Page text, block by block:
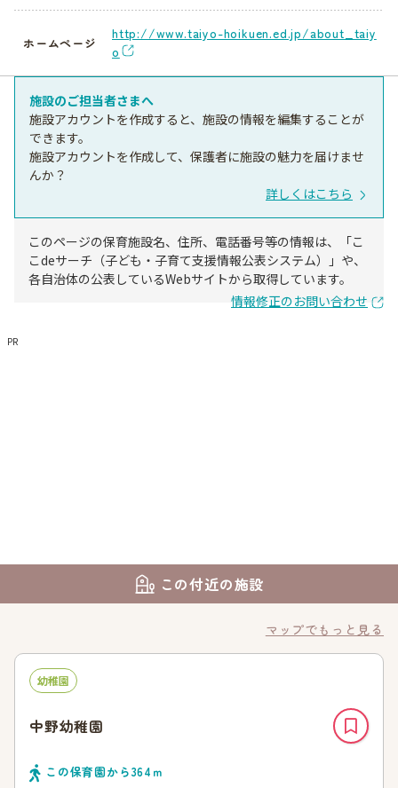
ホームページ
http://www.taiyo-hoikuen.ed.jp/about_taiy
o
施設のご担当者さまへ
施設アカウントを作成すると、施設の情報を編集することが
できます。
施設アカウントを作成して、保護者に施設の魅力を届けませ
んか？
詳しくはこちら
このページの保育施設名、住所、電話番号等の情報は、「こ
こdeサーチ（子ども・子育て支援情報公表システム）」や、
各自治体の公表しているWebサイトから取得しています。
情報修正のお問い合わせ
PR
この付近の施設
マップでもっと見る
幼稚園
中野幼稚園
この保育園から364 ｍ